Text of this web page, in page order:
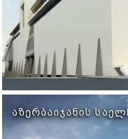
ᲐᲖᲔᲠᲑᲐᲘᲯᲐᲜᲘᲡ